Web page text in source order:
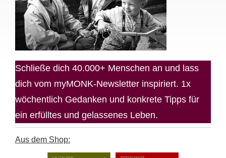
Schließe dich 40.000+ Menschen an und lass
dich vom myMONK-Newsletter inspiriert. 1x
wöchentlich Gedanken und konkrete Tipps für
ein erfülltes und gelassenes Leben.
Aus dem Shop: